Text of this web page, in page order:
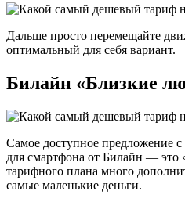
Дальше просто перемещайте
оптимальный для себя вариант.
Билайн «Близкие
Самое доступное предложение
для смартфона от Билайн — это
тарифного плана много
самые маленькие деньги.